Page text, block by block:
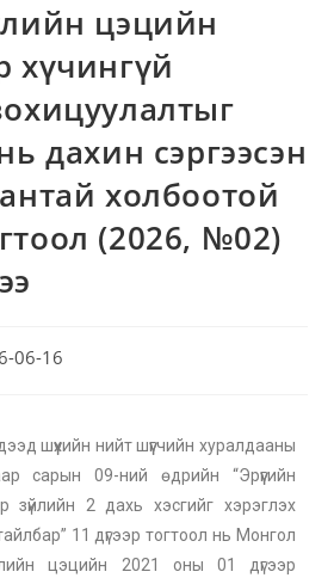
цэцийн
хүчингүй
дахин сэргээсэн
холбоотой
(2026, №02)
06-16
нийт шүүгчийн хуралдааны
сарын 09-ний өдрийн “Эрүүгийн
зүйлийн 2 дахь хэсгийг хэрэглэх
11 дүгээр тогтоол нь Монгол
цэцийн 2021 оны 01 дүгээр